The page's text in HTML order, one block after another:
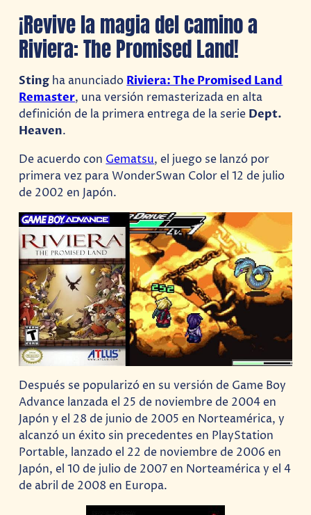
¡Revive la magia del camino a
Riviera: The Promised Land!
Sting ha anunciadoRiviera: The Promised Land
Remaster, una versión remasterizada en alta
definición de la primera entrega de la serie Dept.
Heaven.
De acuerdo con Gematsu, el juego se lanzó por
primera vez para WonderSwan Color el 12 de julio
de 2002 en Japón.
Después se popularizó en su versión de Game Boy
Advance lanzada el 25 de noviembre de 2004 en
Japón y el 28 de junio de 2005 en Norteamérica, y
alcanzó un éxito sin precedentes en PlayStation
Portable, lanzado el 22 de noviembre de 2006 en
Japón, el 10 de julio de 2007 en Norteamérica y el 4
de abril de 2008 en Europa.